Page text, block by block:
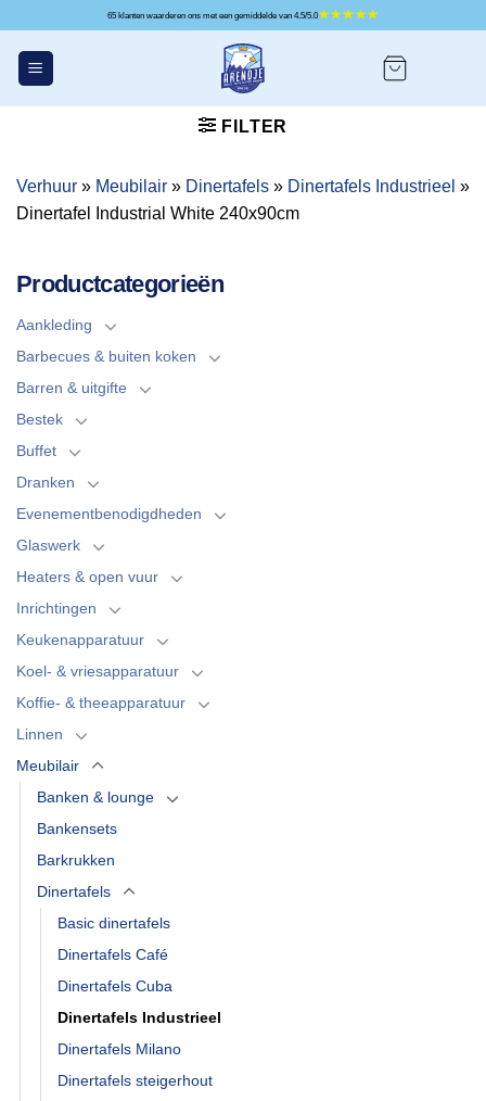
inhoud
65 klanten waarderen ons met een gemiddelde van 4.5/5.0
FILTER
Verhuur » Meubilair » Dinertafels » Dinertafels Industrieel »
Dinertafel Industrial White 240x90cm
Productcategorieën
Aankleding
Barbecues & buiten koken
Barren & uitgifte
Bestek
Buffet
Dranken
Evenementbenodigdheden
Glaswerk
Heaters & open vuur
Inrichtingen
Keukenapparatuur
Koel- & vriesapparatuur
Koffie- & theeapparatuur
Linnen
Meubilair
Banken & lounge
Bankensets
Barkrukken
Dinertafels
Basic dinertafels
Dinertafels Café
Dinertafels Cuba
Dinertafels Industrieel
Dinertafels Milano
Dinertafels steigerhout